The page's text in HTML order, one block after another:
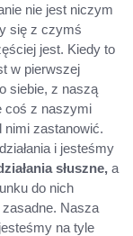
nie jest niczym
się z czymś
jest. Kiedy to
w pierwszej
siebie, z naszą
coś z naszymi
nimi zastanowić.
i jesteśmy
słuszne, a
do nich
Nasza
na tyle